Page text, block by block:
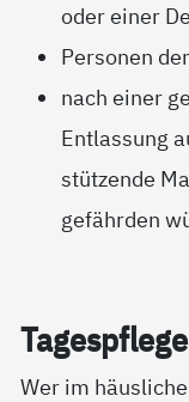
oder einer
Personen
nach einer
Entlassung
stützende
gefährden
Wer im